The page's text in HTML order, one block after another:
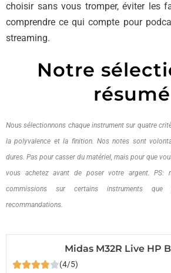
choisir sans vous tromper, éviter les
comprendre ce qui compte pour
streaming.
Notre
résumé
Nous sélectionnons chaque instrument sur quatre
la polyvalence et la finition. Nos notes sont
dures. Pas pour casser du matériel, mais pour que
vous achetez avant de poser votre argent. PS:
commissions sur certains instruments
recommandations.
Midas M32R Live HP
(4/5)